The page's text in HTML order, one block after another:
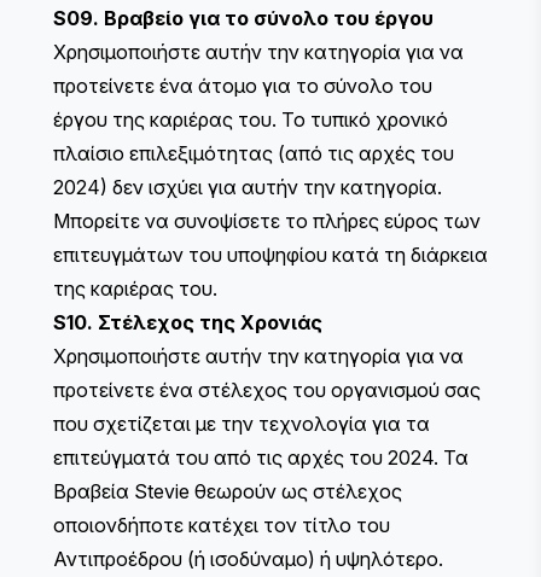
S09. Βραβείο για το σύνολο του έργου
Χρησιμοποιήστε αυτήν την κατηγορία για να
προτείνετε ένα άτομο για το σύνολο του
έργου της καριέρας του. Το τυπικό χρονικό
πλαίσιο επιλεξιμότητας (από τις αρχές του
2024) δεν ισχύει για αυτήν την κατηγορία.
Μπορείτε να συνοψίσετε το πλήρες εύρος των
επιτευγμάτων του υποψηφίου κατά τη διάρκεια
της καριέρας του.
S10. Στέλεχος της Χρονιάς
Χρησιμοποιήστε αυτήν την κατηγορία για να
προτείνετε ένα στέλεχος του οργανισμού σας
που σχετίζεται με την τεχνολογία για τα
επιτεύγματά του από τις αρχές του 2024. Τα
Βραβεία Stevie θεωρούν ως στέλεχος
οποιονδήποτε κατέχει τον τίτλο του
Αντιπροέδρου (ή ισοδύναμο) ή υψηλότερο.